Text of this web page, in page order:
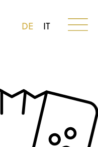
DE IT